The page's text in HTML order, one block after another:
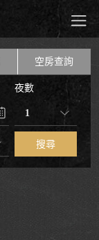
空房查詢
夜數
搜尋